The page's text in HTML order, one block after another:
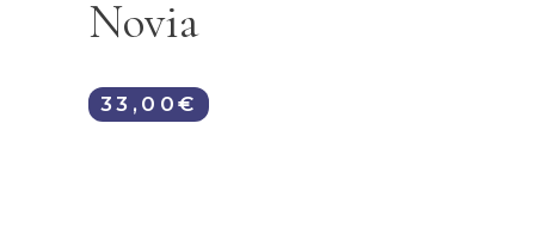
Novia
33,00 €